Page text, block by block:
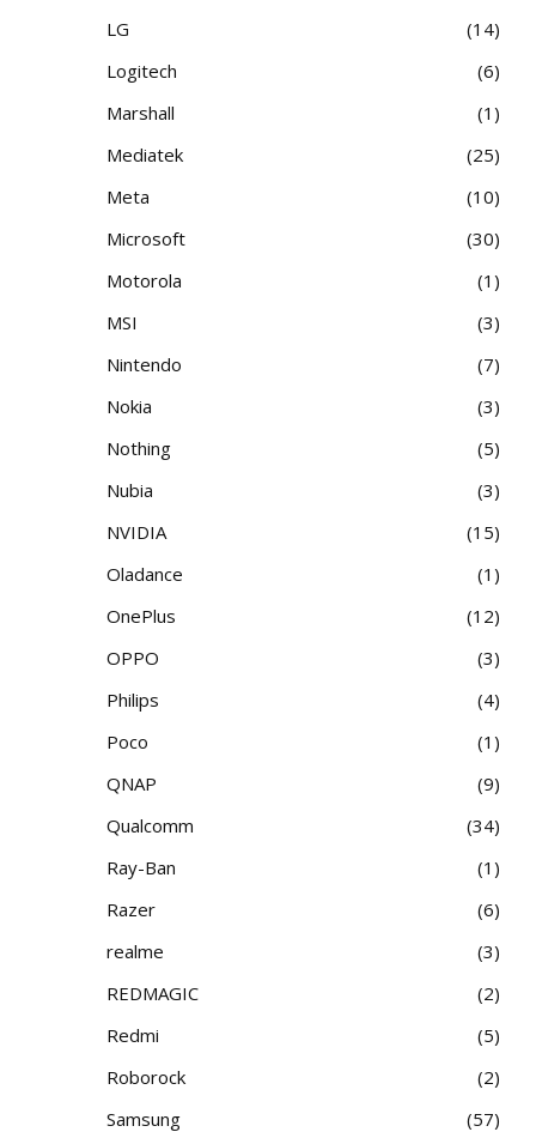
LG
14
Logitech
6
Marshall
1
Mediatek
25
Meta
10
Microsoft
30
Motorola
1
MSI
3
Nintendo
7
Nokia
3
Nothing
5
Nubia
3
NVIDIA
15
Oladance
1
OnePlus
12
OPPO
3
Philips
4
Poco
1
QNAP
9
Qualcomm
34
Ray-Ban
1
Razer
6
realme
3
REDMAGIC
2
Redmi
5
Roborock
2
Samsung
57